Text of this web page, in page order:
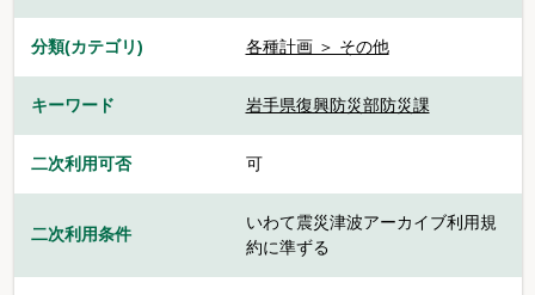
分類(カテゴリ) 各種計画 ＞ その他
キーワード 岩手県復興防災部防災課
二次利用可否 可
二次利用条件
いわて震災津波アーカイブ利用規
約に準ずる